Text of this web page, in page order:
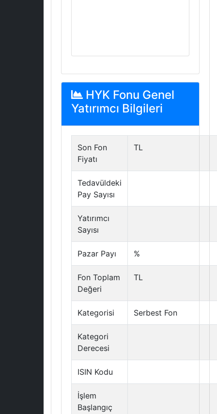
HYK Fonu Genel
Yatırımcı Bilgileri
Son Fon
Fiyatı
TL
Tedavüldeki
Pay Sayısı
Yatırımcı
Sayısı
Pazar Payı %
Fon Toplam
Değeri
TL
Kategorisi Serbest Fon
Kategori
Derecesi
ISIN Kodu
İşlem
Başlangıç